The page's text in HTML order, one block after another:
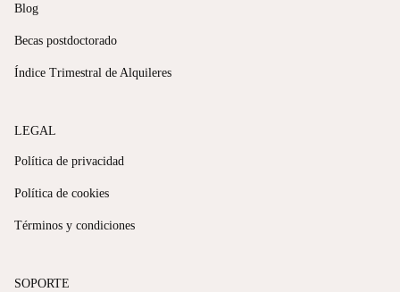
Blog
Becas postdoctorado
Índice Trimestral de Alquileres
LEGAL
Política de privacidad
Política de cookies
Términos y condiciones
SOPORTE